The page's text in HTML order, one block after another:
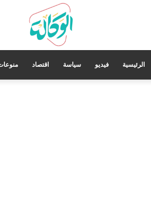
الرئيسية فيديو سياسة اقتصاد